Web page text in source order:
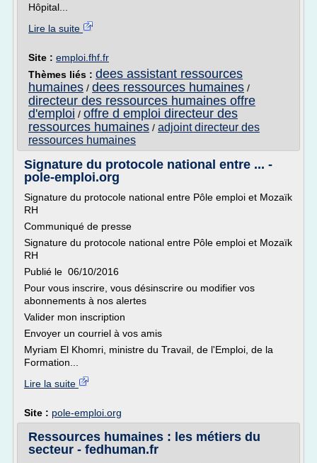
Hôpital...
Lire la suite
Site : emploi.fhf.fr
Thèmes liés : dees assistant ressources
humaines / dees ressources humaines /
directeur des ressources humaines offre
d'emploi / offre d emploi directeur des
ressources humaines / adjoint directeur des
ressources humaines
Signature du protocole national entre ... -
pole-emploi.org
Signature du protocole national entre Pôle emploi et Mozaïk
RH
Communiqué de presse
Signature du protocole national entre Pôle emploi et Mozaïk
RH
Publié le 06/10/2016
Pour vous inscrire, vous désinscrire ou modifier vos
abonnements à nos alertes
Valider mon inscription
Envoyer un courriel à vos amis
Myriam El Khomri, ministre du Travail, de l'Emploi, de la
Formation...
Lire la suite
Site : pole-emploi.org
Ressources humaines : les métiers du
secteur - fedhuman.fr